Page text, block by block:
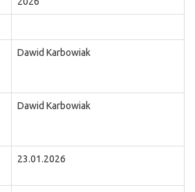
Dawid Karbowiak
Dawid Karbowiak
23.01.2026